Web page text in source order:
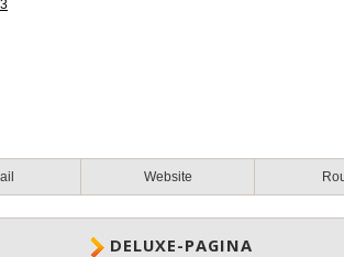
Website
DELUXE-PAGINA